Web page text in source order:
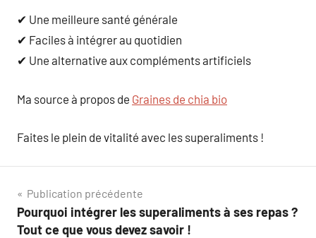
✔ Une meilleure santé générale
✔ Faciles à intégrer au quotidien
✔ Une alternative aux compléments artificiels
Ma source à propos de Graines de chia bio
Faites le plein de vitalité avec les superaliments !
Navigation
de
Publication précédente
Pourquoi intégrer les superaliments à ses repas ?
Tout ce que vous devez savoir !